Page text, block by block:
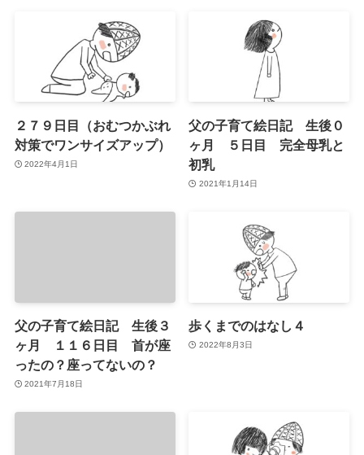
２７９日目（おむつかぶれ
対策でワンサイズアップ）
2022年4月1日
父の子育て絵日記 生後０
ヶ月 ５日目 完全母乳と
初乳
2021年1月14日
父の子育て絵日記 生後３
ヶ月 １１６日目 首が座
ったの？座ってないの？
2021年7月18日
歩くまでのはなし４
2022年8月3日